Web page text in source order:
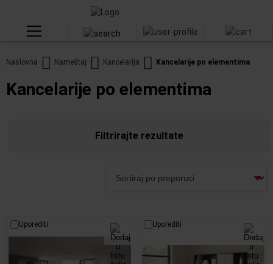
Naslovna Nameštaj Kancelarija Kancelarije po elementima
Kancelarije po elementima
Filtrirajte rezultate
Uporediti Uporediti